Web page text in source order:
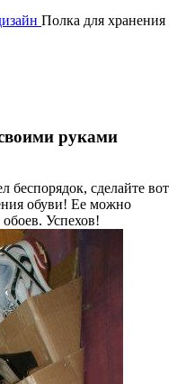
Полка для хранения
руками
беспорядок, сделайте вот
обуви! Ее можно
Успехов!